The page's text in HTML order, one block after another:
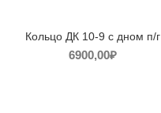
Кольцо ДК 10-9 с дном п/г
6900,00₽